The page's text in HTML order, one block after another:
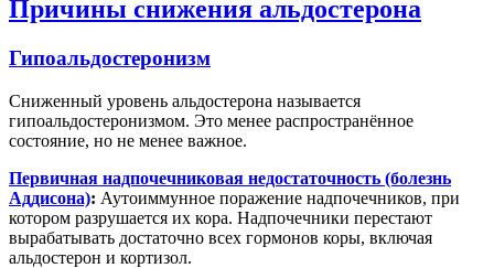
Причины снижения альдостерона
Гипоальдостеронизм
Сниженный уровень альдостерона называется
гипоальдостеронизмом. Это менее распространённое
состояние, но не менее важное.
Первичная надпочечниковая недостаточность (болезнь
Аддисона): Аутоиммунное поражение надпочечников, при
котором разрушается их кора. Надпочечники перестают
вырабатывать достаточно всех гормонов коры, включая
альдостерон и кортизол.